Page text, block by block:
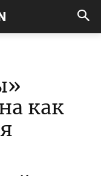
как